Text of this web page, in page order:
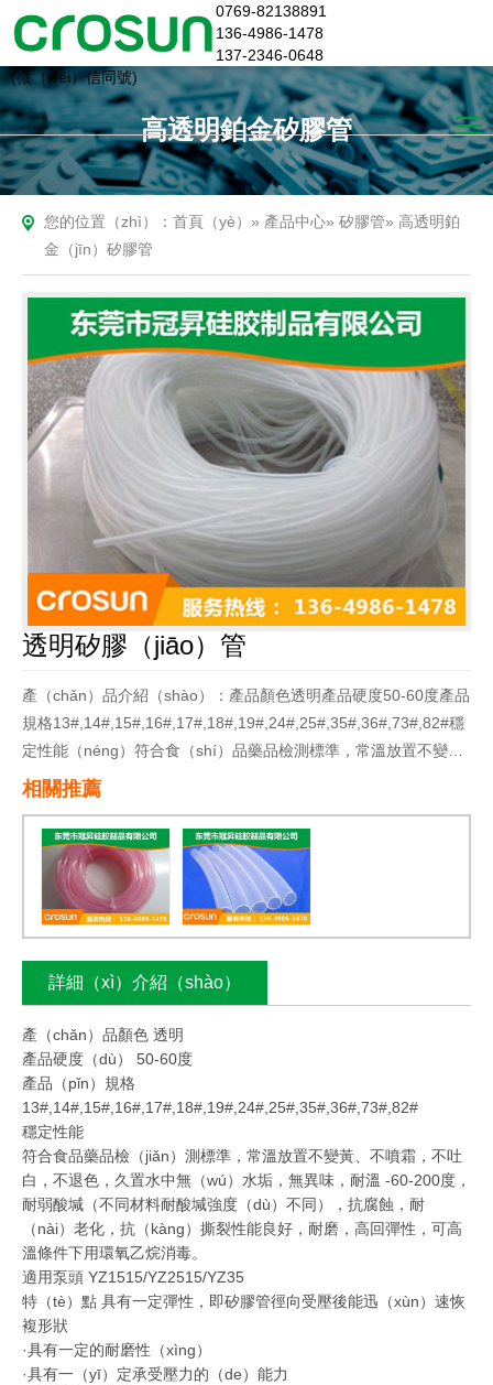
0769-82138891
136-4986-1478
137-2346-0648
(微（wēi）信同號)
高透明鉑金矽膠管
您的位置（zhì）： 首頁（yè） » 產品中心» 矽膠管» 高透明鉑
金（jīn）矽膠管
透明矽膠（jiāo）管
產（chǎn）品介紹（shào）： 產品顏色透明產品硬度50-60度產品
規格13#,14#,15#,16#,17#,18#,19#,24#,25#,35#,36#,73#,82#穩
定性能（néng）符合食（shí）品藥品檢測標準，常溫放置不變
黃、不噴霜，不吐白，不退色，久（jiǔ）置水中無水垢（gòu），
不（bú）同），抗（kàng）腐蝕（shí），耐老化，抗撕裂（liè）
性能良好，耐磨（mó），高回（huí）彈性，可高（gāo）溫條件
下用環氧（yǎng）乙烷消毒。適用泵頭YZ1515/YZ25
相關推薦
詳細（xì）介紹（shào）
產（chǎn）品顏色 透明
產品硬度（dù） 50-60度
產品（pǐn）規格
13#,14#,15#,16#,17#,18#,19#,24#,25#,35#,36#,73#,82#
穩定性能
符合食品藥品檢（jiǎn）測標準，常溫放置不變黃、不噴霜，不吐
白，不退色，久置水中無（wú）水垢，無異味，耐溫 -60-200度，
耐弱酸堿（不同材料耐酸堿強度（dù）不同），抗腐蝕，耐
（nài）老化，抗（kàng）撕裂性能良好，耐磨，高回彈性，可高
溫條件下用環氧乙烷消毒。
適用泵頭 YZ1515/YZ2515/YZ35
特（tè）點 具有一定彈性，即矽膠管徑向受壓後能迅（xùn）速恢
複形狀
·具有一定的耐磨性（xìng）
·具有一（yī）定承受壓力的（de）能力